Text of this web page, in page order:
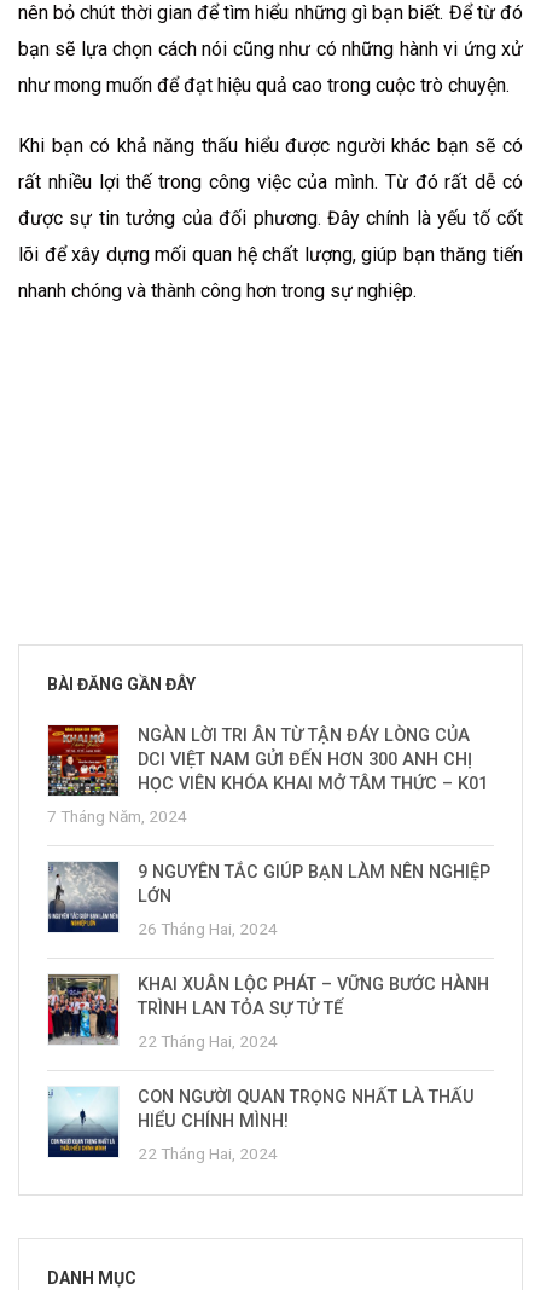
nên bỏ chút thời gian để tìm hiểu những gì bạn biết. Để từ đó
bạn sẽ lựa chọn cách nói cũng như có những hành vi ứng xử
như mong muốn để đạt hiệu quả cao trong cuộc trò chuyện.
Khi bạn có khả năng thấu hiểu được người khác bạn sẽ có
rất nhiều lợi thế trong công việc của mình. Từ đó rất dễ có
được sự tin tưởng của đối phương. Đây chính là yếu tố cốt
lõi để xây dựng mối quan hệ chất lượng, giúp bạn thăng tiến
nhanh chóng và thành công hơn trong sự nghiệp.
BÀI ĐĂNG GẦN ĐÂY
NGÀN LỜI TRI ÂN TỪ TẬN ĐÁY LÒNG CỦA
DCI VIỆT NAM GỬI ĐẾN HƠN 300 ANH CHỊ
HỌC VIÊN KHÓA KHAI MỞ TÂM THỨC – K01
7 Tháng Năm, 2024
9 NGUYÊN TẮC GIÚP BẠN LÀM NÊN NGHIỆP
LỚN
26 Tháng Hai, 2024
KHAI XUÂN LỘC PHÁT – VỮNG BƯỚC HÀNH
TRÌNH LAN TỎA SỰ TỬ TẾ
22 Tháng Hai, 2024
CON NGƯỜI QUAN TRỌNG NHẤT LÀ THẤU
HIỂU CHÍNH MÌNH!
22 Tháng Hai, 2024
DANH MỤC